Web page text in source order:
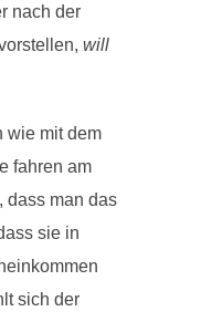
nach der
will
wie mit dem
fahren am
dass man das
sie in
sich der